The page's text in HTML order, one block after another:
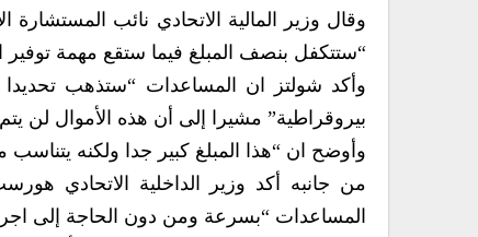
وقال وزير المالية الاتحادي نائب
“ستتكفل بنصف المبلغ فيما ستقع مهمة توفير
وأكد شولتز ان المساعدات “ستذهب
بيروقراطية” مشيرا إلى أن هذه الأموال لن
وأوضح ان “هذا المبلغ كبير جدا ولكنه يتناسب
من جانبه أكد وزير الداخلية الاتحادي
المساعدات “بسرعة ومن دون الحاجة إلى